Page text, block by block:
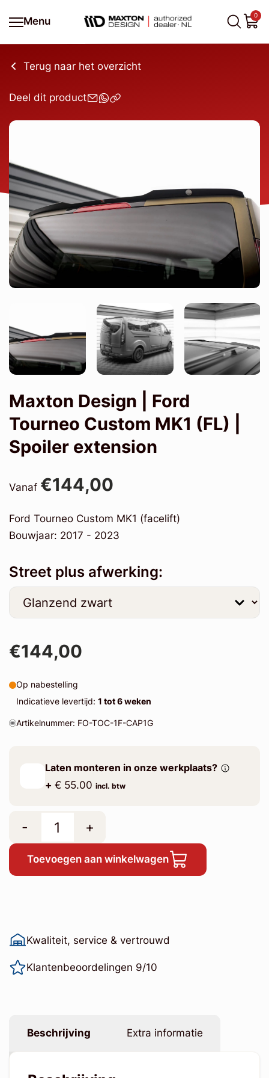
Menu
0
Terug naar het overzicht
Deel dit product
Maxton Design | Ford
Tourneo Custom MK1 (FL) |
Spoiler extension
Vanaf €144,00
Ford Tourneo Custom MK1 (facelift)
Bouwjaar: 2017 - 2023
Street plus afwerking:
€144,00
Op nabestelling
Indicatieve levertijd: 1 tot 6 weken
Artikelnummer: FO-TOC-1F-CAP1G
Laten monteren in onze werkplaats?
+ € 55.00 incl. btw
- +
Toevoegen aan winkelwagen
Kwaliteit, service & vertrouwd
Klantenbeoordelingen 9/10
Beschrijving Extra informatie